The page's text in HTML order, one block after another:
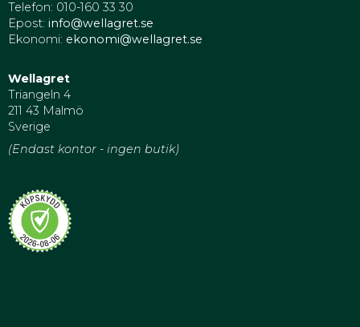
Telefon: 010-160 33 30
Epost: info@wellagret.se
Ekonomi: ekonomi@wellagret.se
Wellagret
Triangeln 4
211 43 Malmö
Sverige
(Endast kontor - ingen butik)